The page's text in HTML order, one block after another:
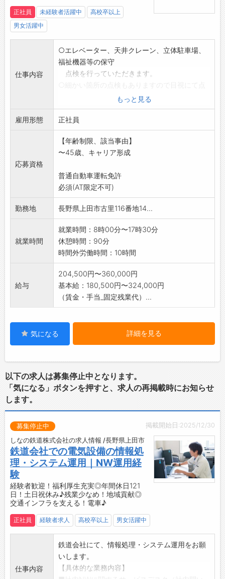
正社員 未経験者活躍中
高校卒以上
男女活躍中
仕事内容
○エレベーター、天井クレーン、立体駐車場、
福祉機器等の保守
点検を行っていただきます。
*雇用後の仕事の変更範囲:変更無し
*初心者の方は経験者と同行したり自社研修を
受けながら技術
を身につけていただきます。
*未経験の方へは丁寧に研修・指導いたします
応募下さい。会社がバックアップいたしま
す!
もっと見る
雇用形態 正社員
応募資格
【年齢制限、該当事由】
〜45歳、キャリア形成
普通自動車運転免許
必須(AT限定不可)
勤務地 長野県上田市古里116番地14...
就業時間
就業時間：8時00分〜17時30分
休憩時間：90分
時間外労働時間：10時間
給与
204,500円〜360,000円
基本給：180,500円〜324,000円
（賃金・手当_固定残業代）...
気になる 詳細を見る
以下の求人は募集停止中となります。
「気になる」ボタンを押すと、求人の再掲載時にお知らせ
します。
掲載開始日:2025/12/30
募集停止中
しなの鉄道株式会社の求人情報 /長野県上田市
鉄道会社での電気設備の情報処
理・システム運用｜NW運用経
験
経験者歓迎！福利厚生充実◎年間休日121
日！土日祝休み♪残業少なめ！地域貢献◎
交通インフラを支える！電車♪
正社員 経験者求人 高校卒以上 男女活躍中
仕事内容
鉄道会社にて、情報処理・システム運用をお願
いします。
【具体的な業務内容】